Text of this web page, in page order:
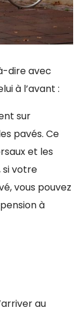
dire avec
à l’avant :
sur
pavés. Ce
et les
si votre
vous pouvez
à
au